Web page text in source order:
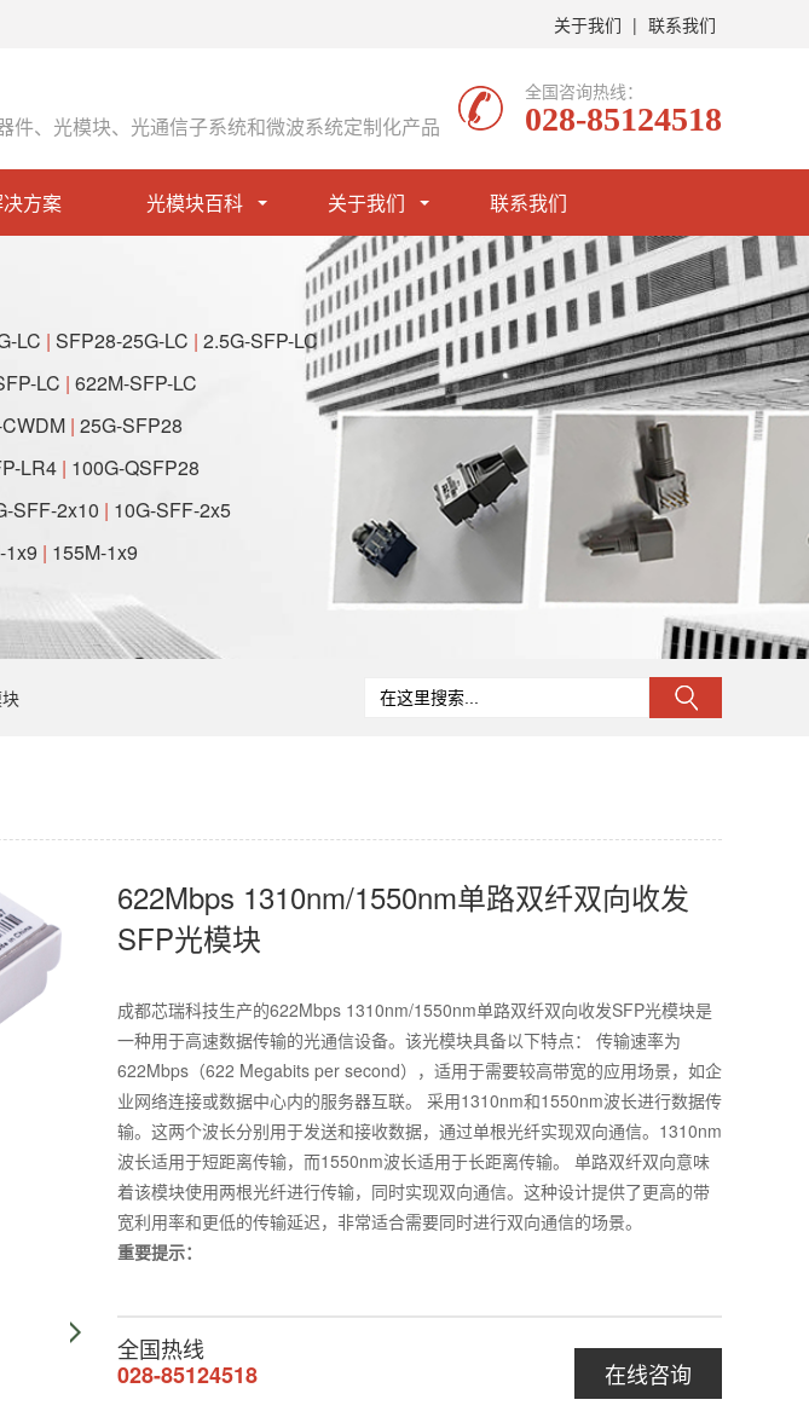
关于我们 | 联系我们
件、光模块、光通信子系统和微波系统定制化产品
全国咨询热线：
028-85124518
方案 光模块百科 关于我们 联系我们
LC | SFP28-25G-LC | 2.5G-SFP-LC
LC | 622M-SFP-LC
| 25G-SFP28
LR4| 100G-QSFP28
SFF-2x10 | 10G-SFF-2x5
1x9 | 155M-1x9
622Mbps 1310nm/1550nm单路双纤双向收发
SFP光模块
成都芯瑞科技生产的622Mbps 1310nm/1550nm单路双纤双向收发SFP光模块是
一种用于高速数据传输的光通信设备。该光模块具备以下特点： 传输速率为
622Mbps（622 Megabits per second），适用于需要较高带宽的应用场景，如企
业网络连接或数据中心内的服务器互联。 采用1310nm和1550nm波长进行数据传
输。这两个波长分别用于发送和接收数据，通过单根光纤实现双向通信。1310nm
波长适用于短距离传输，而1550nm波长适用于长距离传输。 单路双纤双向意味
着该模块使用两根光纤进行传输，同时实现双向通信。这种设计提供了更高的带
宽利用率和更低的传输延迟，非常适合需要同时进行双向通信的场景。
重要提示：
在线咨询
全国热线
028-85124518